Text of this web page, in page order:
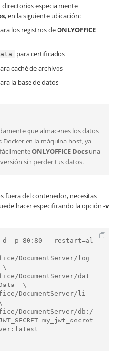
directorios especialmente
, en la siguiente ubicación:
los registros deONLYOFFICE
para certificados
caché de archivos
la base de datos
que almacenes los datos
en la máquina host, ya
ONLYOFFICE Docs una
sin perder tus datos.
fuera del contenedor, necesitas
hacer especificando la opción -v
-p 80:80 --restart=al
\
\